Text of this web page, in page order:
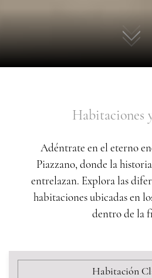
01
Habitaciones
Adéntrate en el eterno
Piazzano, donde la
entrelazan. Explora las
habitaciones ubicadas en
dentro de la
CONTENT BLOCKS
Habitación